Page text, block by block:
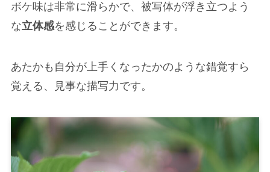
ボケ味は非常に滑らかで、被写体が浮き立つよう
な立体感を感じることができます。
あたかも自分が上手くなったかのような錯覚すら
覚える、見事な描写力です。